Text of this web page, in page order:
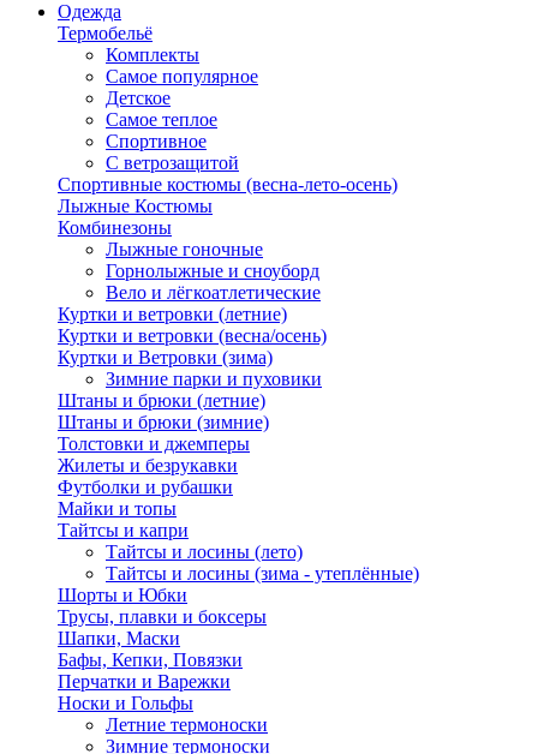
Одежда
Термобельё
Комплекты
Самое популярное
Детское
Самое теплое
Спортивное
С ветрозащитой
Спортивные костюмы (весна-лето-осень)
Лыжные Костюмы
Комбинезоны
Лыжные гоночные
Горнолыжные и сноуборд
Вело и лёгкоатлетические
Куртки и ветровки (летние)
Куртки и ветровки (весна/осень)
Куртки и Ветровки (зима)
Зимние парки и пуховики
Штаны и брюки (летние)
Штаны и брюки (зимние)
Толстовки и джемперы
Жилеты и безрукавки
Футболки и рубашки
Майки и топы
Тайтсы и капри
Тайтсы и лосины (лето)
Тайтсы и лосины (зима - утеплённые)
Шорты и Юбки
Трусы, плавки и боксеры
Шапки, Маски
Бафы, Кепки, Повязки
Перчатки и Варежки
Носки и Гольфы
Летние термоноски
Зимние термоноски